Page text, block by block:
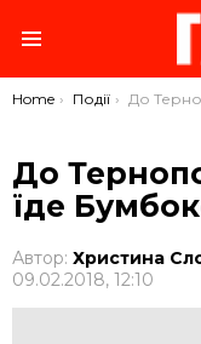
You are here:
Home Події До Тернополя з концертом
До
їде
Автор: Христина
09.02.2018, 12:10